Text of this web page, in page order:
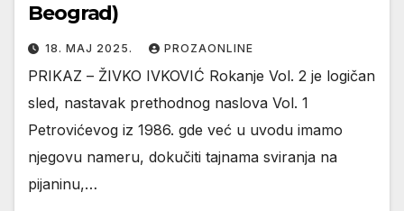
Beograd)
18. МАЈ 2025. PROZAONLINE
PRIKAZ – ŽIVKO IVKOVIĆ Rokanje Vol. 2 je logičan
sled, nastavak prethodnog naslova Vol. 1
Petrovićevog iz 1986. gde već u uvodu imamo
njegovu nameru, dokučiti tajnama sviranja na
pijaninu,…